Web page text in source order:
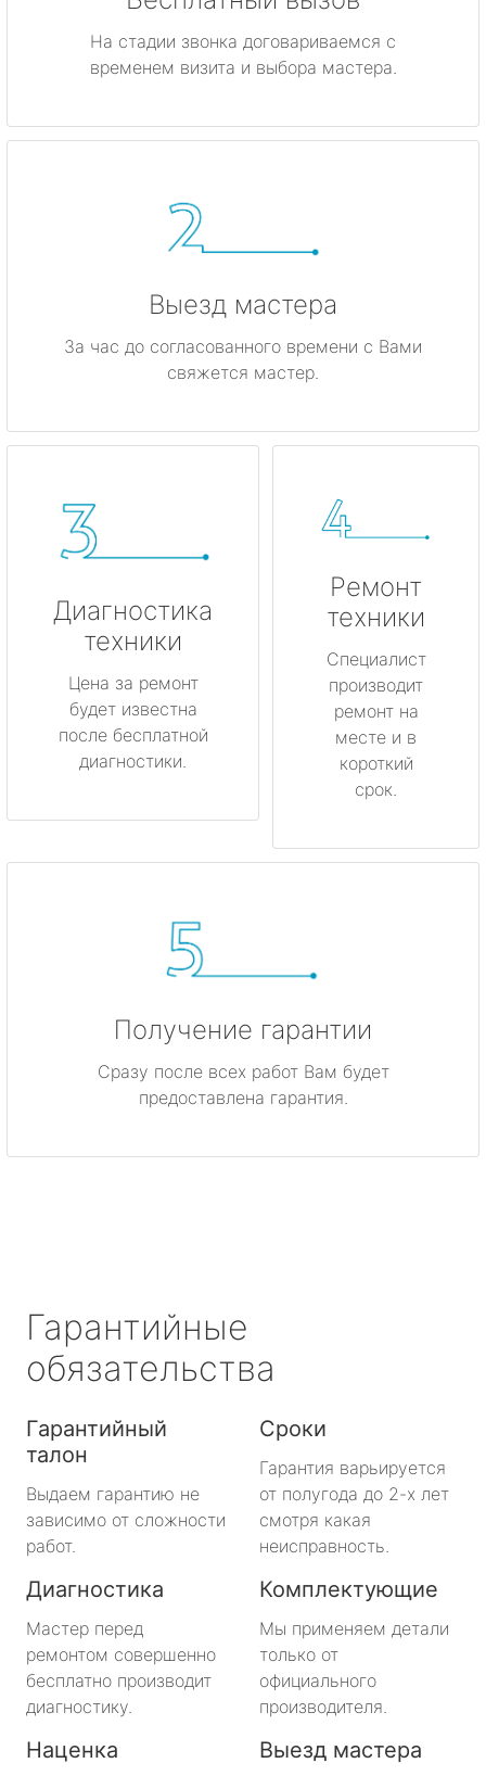
На стадии звонка договариваемся с
временем визита и выбора мастера.
Выезд мастера
За час до согласованного времени с Вами
свяжется мастер.
Диагностика
техники
Цена за ремонт
будет известна
после бесплатной
диагностики.
Ремонт
техники
Специалист
производит
ремонт на
месте и в
короткий
срок.
Получение гарантии
Сразу после всех работ Вам будет
предоставлена гарантия.
Гарантийные
обязательства
Гарантийный
талон
Выдаем гарантию не
зависимо от сложности
работ.
Сроки
Гарантия варьируется
от полугода до 2-х лет
смотря какая
неисправность.
Диагностика
Мастер перед
ремонтом совершенно
бесплатно производит
диагностику.
Комплектующие
Мы применяем детали
только от
официального
производителя.
Наценка Выезд мастера